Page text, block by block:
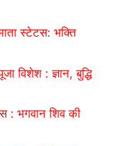
स्टेटस: भक्ति
विशेश : ज्ञान, बुद्धि
: भगवान शिव की